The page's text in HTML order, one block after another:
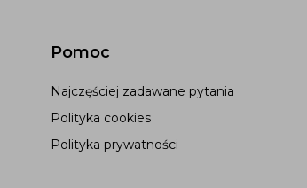
Pomoc
Najczęściej zadawane pytania
Polityka cookies
Polityka prywatności